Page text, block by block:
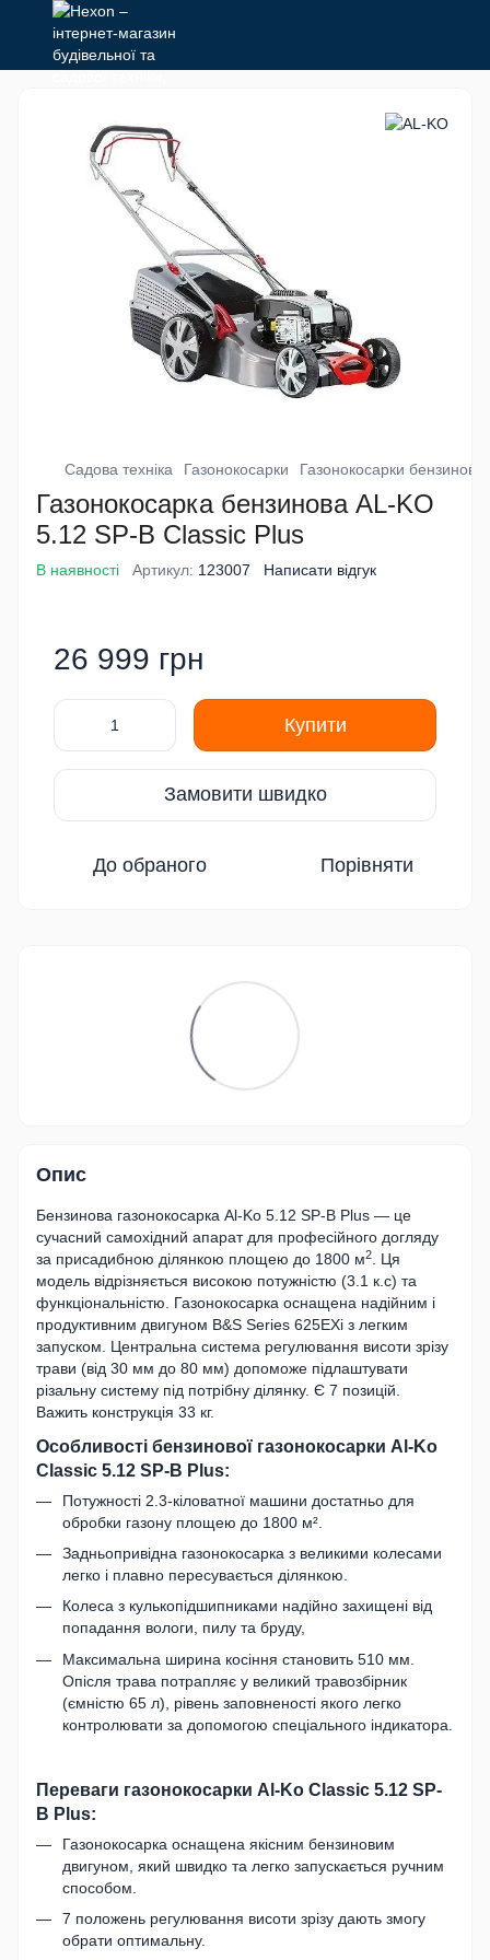
Садова техніка Газонокосарки Газонокосарки бензинові
Газонокосарка бензинова AL-KO
5.12 SP-B Classic Plus
В наявності Артикул: 123007 Написати відгук
26 999 грн
Купити
Замовити швидко
До обраного Порівняти
Опис
Бензинова газонокосарка Al-Ko 5.12 SP-B Plus — це
сучасний самохідний апарат для професійного догляду
за присадибною ділянкою площею до 1800 м2
. Ця
модель відрізняється високою потужністю (3.1 к.с) та
функціональністю. Газонокосарка оснащена надійним і
продуктивним двигуном B&S Series 625EXi з легким
запуском. Центральна система регулювання висоти зрізу
трави (від 30 мм до 80 мм) допоможе підлаштувати
різальну систему під потрібну ділянку. Є 7 позицій.
Важить конструкція 33 кг.
Особливості бензинової газонокосарки Al-Ko
Classic 5.12 SP-B Plus:
Потужності 2.3-кіловатної машини достатньо для
обробки газону площею до 1800 м².
Задньопривідна газонокосарка з великими колесами
легко і плавно пересувається ділянкою.
Колеса з кулькопідшипниками надійно захищені від
попадання вологи, пилу та бруду,
Максимальна ширина косіння становить 510 мм.
Опісля трава потрапляє у великий травозбірник
(ємністю 65 л), рівень заповненості якого легко
контролювати за допомогою спеціального індикатора.
Переваги газонокосарки Al-Ko Classic 5.12 SP-
B Plus:
Газонокосарка оснащена якісним бензиновим
двигуном, який швидко та легко запускається ручним
способом.
7 положень регулювання висоти зрізу дають змогу
обрати оптимальну.